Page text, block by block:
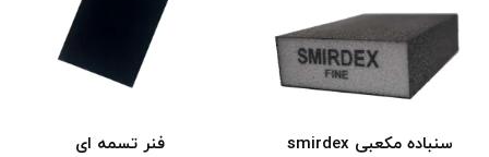
سنباده مکعبی smirdex
فنر تسمه ای